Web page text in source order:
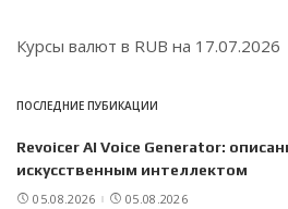
Курсы валют в RUB на 17.07.2026
ПОСЛЕДНИЕ ПУБИКАЦИИ
Revoicer AI Voice Generator:
искусственным интеллектом
05.08.2026 05.08.2026